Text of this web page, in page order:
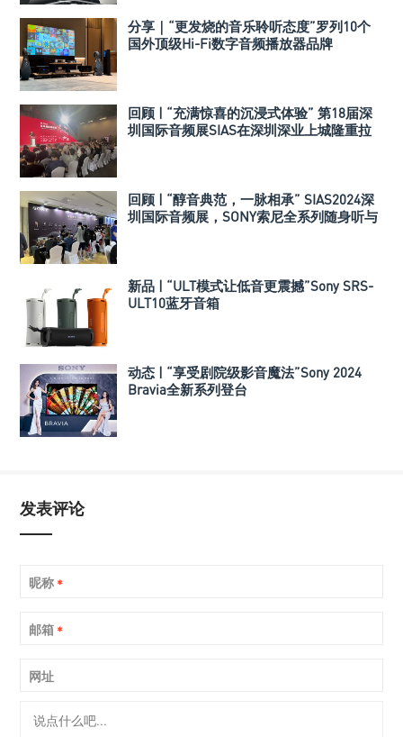
分享｜“更发烧的音乐聆听态度”罗列10个
国外顶级Hi-Fi数字音频播放器品牌
回顾 | “充满惊喜的沉浸式体验” 第18届深
圳国际音频展SIAS在深圳深业上城隆重拉
回顾 | “醇音典范，一脉相承” SIAS2024深
圳国际音频展，SONY索尼全系列随身听与
新品 | “ULT模式让低音更震撼”Sony SRS-
ULT10蓝牙音箱
动态 | “享受剧院级影音魔法”Sony 2024
Bravia全新系列登台
发表评论
昵称 *
邮箱 *
网址